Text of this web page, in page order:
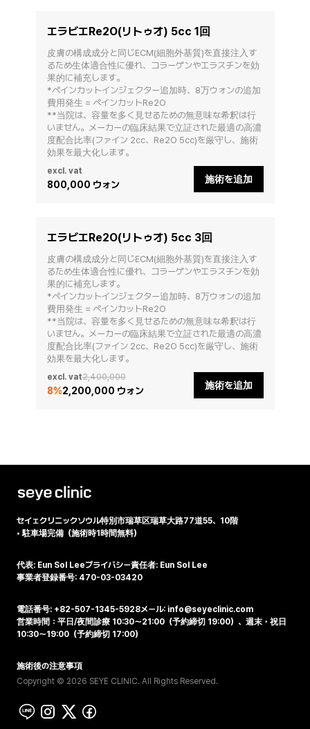
エラビエRe2O(リトゥオ) 5cc 1回
皮膚の構成成分と同じECM(細胞外基質)を直接注入す
るため生体適合性に優れ、コラーゲンやエラスチンを効
果的に補充します。
*ペインカットインジェクター追加時、8万ウォンの追加
費用発生 = ペインカットRe2O
**当院は、容量を多く見せるための無意味な希釈は行
いません。メーカーの臨床結果で立証された最適の高濃
度配合比率(ファイン 2cc、Re2O 5cc)を厳守し、施術
効果を最大化します。
excl. vat
800,000 ウォン 施術を追加
エラビエRe2O(リトゥオ) 5cc 3回
皮膚の構成成分と同じECM(細胞外基質)を直接注入す
るため生体適合性に優れ、コラーゲンやエラスチンを効
果的に補充します。
*ペインカットインジェクター追加時、8万ウォンの追加
費用発生 = ペインカットRe2O
**当院は、容量を多く見せるための無意味な希釈は行
いません。メーカーの臨床結果で立証された最適の高濃
度配合比率(ファイン 2cc、Re2O 5cc)を厳守し、施術
効果を最大化します。
excl. vat2,400,000
8%2,200,000 ウォン 施術を追加
セイェクリニックソウル特別市瑞草区瑞草大路77道55、10階
•駐車場完備（施術時1時間無料）
代表: Eun Sol Leeプライバシー責任者: Eun Sol Lee
事業者登録番号: 470-03-03420
電話番号: +82-507-1345-5928メール: info@seyeclinic.com
営業時間：平日/夜間診療 10:30～21:00（予約締切 19:00）、週末・祝日
10:30～19:00（予約締切 17:00）
施術後の注意事項
Copyright © 2026 SEYE CLINIC. All Rights Reserved.